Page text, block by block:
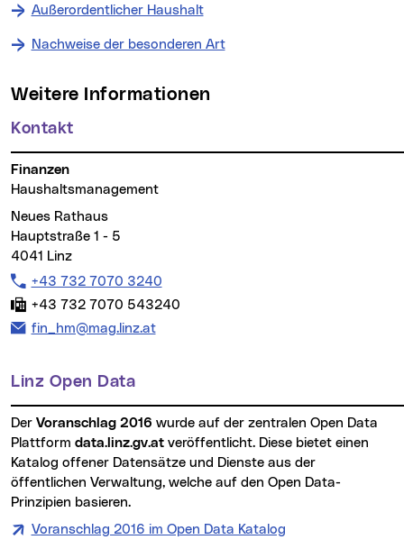
Außerordentlicher Haushalt
Nachweise der besonderen Art
Weitere Informationen
Kontakt
Finanzen
Haushaltsmanagement
Neues Rathaus
Hauptstraße 1 - 5
4041 Linz
Telefon:
+43 732 7070 3240
Fax:
+43 732 7070 543240
E-Mail Adresse:
fin_hm@mag.linz.at
Linz Open Data
Der Voranschlag 2016 wurde auf der zentralen Open Data
Plattform data.linz.gv.at veröffentlicht. Diese bietet einen
Katalog offener Datensätze und Dienste aus der
öffentlichen Verwaltung, welche auf den Open Data-
Prinzipien basieren.
Voranschlag 2016 im Open Data Katalog